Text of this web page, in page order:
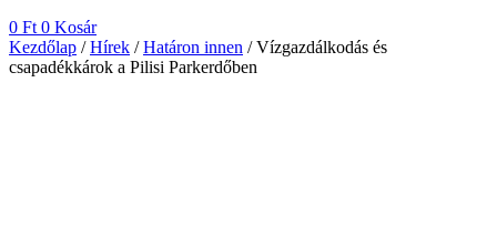
0 Ft 0 Kosár
Kezdőlap /Hírek /Határon innen / Vízgazdálkodás és
csapadékkárok a Pilisi Parkerdőben